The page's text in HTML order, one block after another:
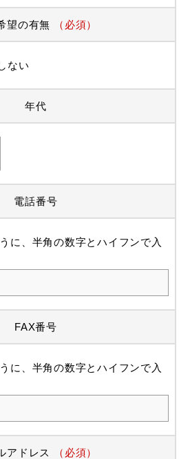
望の有無 （必須）
ない
年代
電話番号
に、半角の数字とハイフンで入
FAX番号
に、半角の数字とハイフンで入
アドレス （必須）